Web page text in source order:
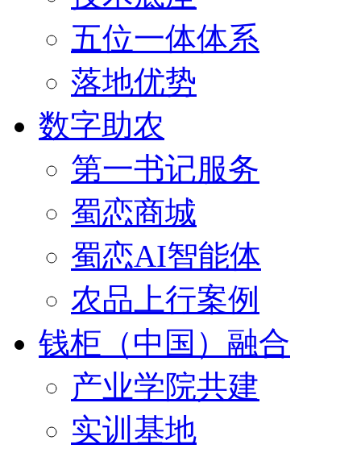
五位一体体系
落地优势
数字助农
第一书记服务
蜀恋商城
蜀恋AI智能体
农品上行案例
钱柜（中国）融合
产业学院共建
实训基地